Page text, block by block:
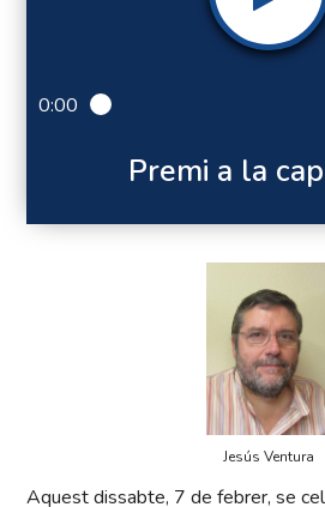
0:00
Premi a la
Jesús Ventura
Aquest dissabte, 7 de febrer, se